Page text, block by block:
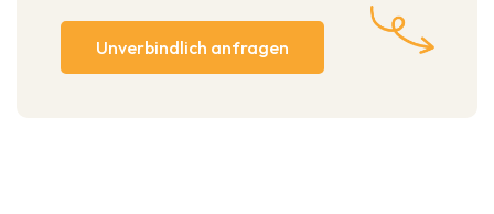
Unverbindlich anfragen